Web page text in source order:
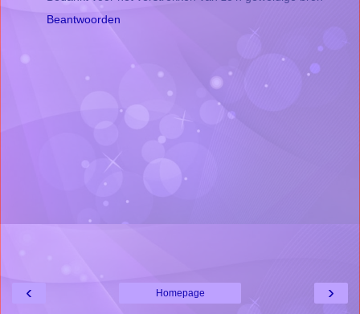
Beantwoorden
‹ ›
Homepage